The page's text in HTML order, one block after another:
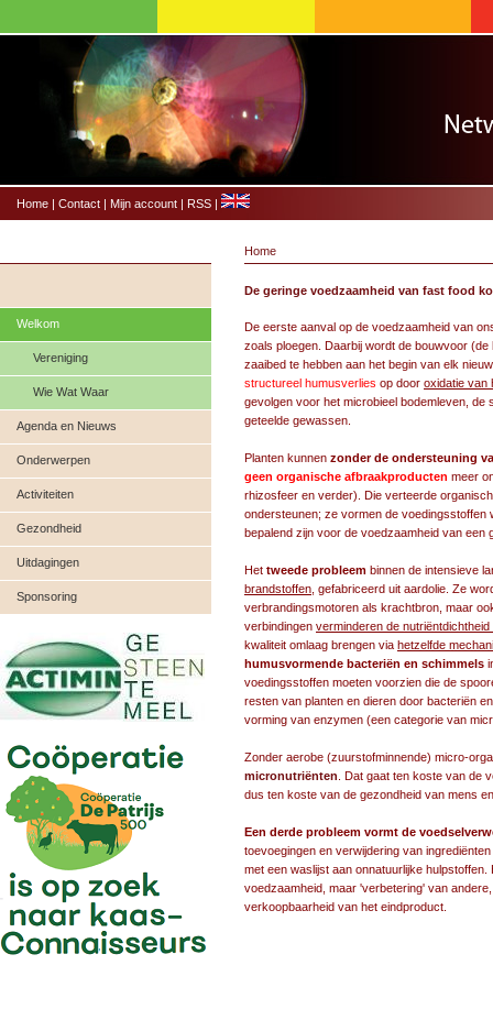
Home | Contact | Mijn account | RSS |
Welkom
Vereniging
Wie Wat Waar
Agenda en Nieuws
Onderwerpen
Activiteiten
Gezondheid
Uitdagingen
Sponsoring
Home
De geringe voedzaamheid van fast food
De eerste aanval op de voedzaamheid van
zoals ploegen. Daarbij wordt de bouwvoor
zaaibed te hebben aan het begin van elk
structureel humusverlies op door oxidatie van
gevolgen voor het microbieel bodemleven,
geteelde gewassen.
Planten kunnen zonder de ondersteuning
geen organische afbraakproducten meer
rhizosfeer en verder). Die verteerde
ondersteunen; ze vormen de voedingsstoffen
bepalend zijn voor de voedzaamheid van een
Het tweede probleem binnen de intensieve
brandstoffen , gefabriceerd uit aardolie. Ze
verbrandingsmotoren als krachtbron, maar
verbindingen verminderen de
kwaliteit omlaag brengen via hetzelfde
humusvormende bacteriën en schimmels
voedingsstoffen moeten voorzien die de
resten van planten en dieren door bacteriën
vorming van enzymen (een categorie van
Zonder aerobe (zuurstofminnende) micro-
micronutriënten . Dat gaat ten koste van de
dus ten koste van de gezondheid van mens
Een derde probleem vormt de
toevoegingen en verwijdering van
met een waslijst aan onnatuurlijke
voedzaamheid, maar 'verbetering' van
verkoopbaarheid van het eindproduct.